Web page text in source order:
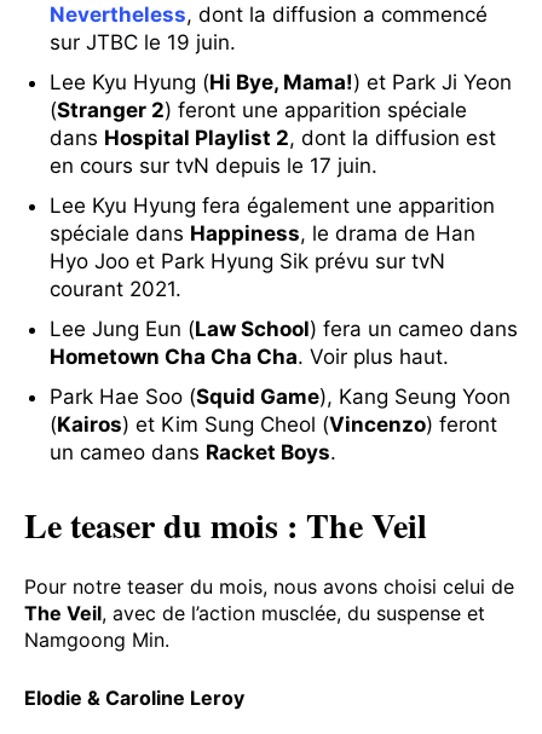
Nevertheless, dont la diffusion a commencé
sur JTBC le 19 juin.
Lee Kyu Hyung (Hi Bye, Mama!) et Park Ji Yeon
(Stranger 2) feront une apparition spéciale
dans Hospital Playlist 2, dont la diffusion est
en cours sur tvN depuis le 17 juin.
Lee Kyu Hyung fera également une apparition
spéciale dans Happiness, le drama de Han
Hyo Joo et Park Hyung Sik prévu sur tvN
courant 2021.
Lee Jung Eun (Law School) fera un cameo dans
Hometown Cha Cha Cha. Voir plus haut.
Park Hae Soo (Squid Game), Kang Seung Yoon
(Kairos) et Kim Sung Cheol (Vincenzo) feront
un cameo dans Racket Boys.
Le teaser du mois : The Veil
Pour notre teaser du mois, nous avons choisi celui de
The Veil, avec de l’action musclée, du suspense et
Namgoong Min.
Elodie & Caroline Leroy